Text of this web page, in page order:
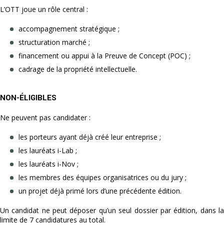
L’OTT joue un rôle central :
accompagnement stratégique ;
structuration marché ;
financement ou appui à la Preuve de Concept (POC) ;
cadrage de la propriété intellectuelle.
NON-ÉLIGIBLES
Ne peuvent pas candidater :
les porteurs ayant déjà créé leur entreprise ;
les lauréats i-Lab ;
les lauréats i-Nov ;
les membres des équipes organisatrices ou du jury ;
un projet déjà primé lors d’une précédente édition.
Un candidat ne peut déposer qu’un seul dossier par édition, dans la
limite de 7 candidatures au total.